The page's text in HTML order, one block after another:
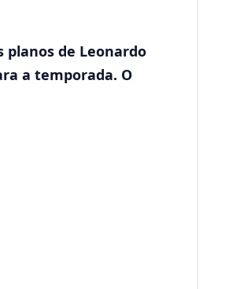
planos de Leonardo
a temporada. O